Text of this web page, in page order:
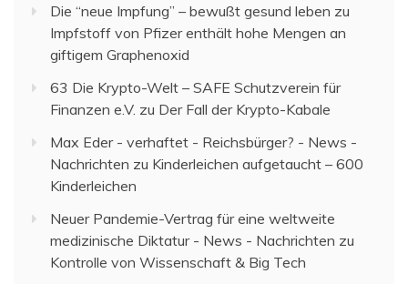
Die “neue Impfung” – bewußt gesund leben zu
Impfstoff von Pfizer enthält hohe Mengen an
giftigem Graphenoxid
63 Die Krypto-Welt – SAFE Schutzverein für
Finanzen e.V. zu Der Fall der Krypto-Kabale
Max Eder - verhaftet - Reichsbürger? - News -
Nachrichten zu Kinderleichen aufgetaucht – 600
Kinderleichen
Neuer Pandemie-Vertrag für eine weltweite
medizinische Diktatur - News - Nachrichten zu
Kontrolle von Wissenschaft & Big Tech